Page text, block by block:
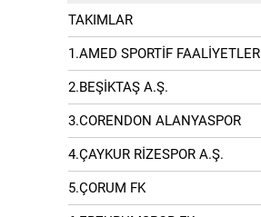
TAKIMLAR
1.AMED SPORTİF FAALİYETLER
2.BEŞİKTAŞ A.Ş.
3.CORENDON ALANYASPOR
4.ÇAYKUR RİZESPOR A.Ş.
5.ÇORUM FK